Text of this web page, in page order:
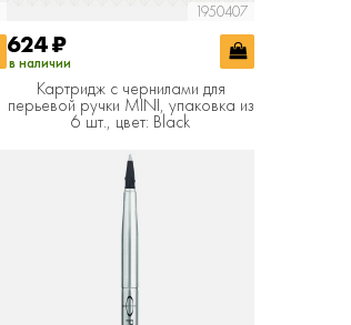
1950407
624₽
в наличии
Картридж с чернилами для
перьевой ручки MINI, упаковка из
6 шт., цвет: Black